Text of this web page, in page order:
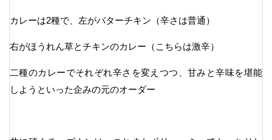
カレーは2種で、左がバターチキン（辛さは普通）
右がほうれん草とチキンのカレー（こちらは激辛）
二種のカレーでそれぞれ辛さを変えつつ、甘みと辛味を堪能
しようといった企みの元のオーダー